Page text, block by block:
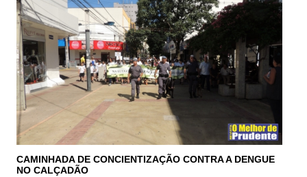
CAMINHADA DE CONCIENTIZAÇÃO CONTRA A DENGUE
NO CALÇADÃO